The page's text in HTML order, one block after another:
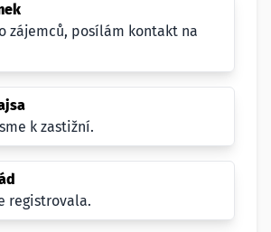
zájemců, posílám kontakt na
k zastižní.
registrovala.